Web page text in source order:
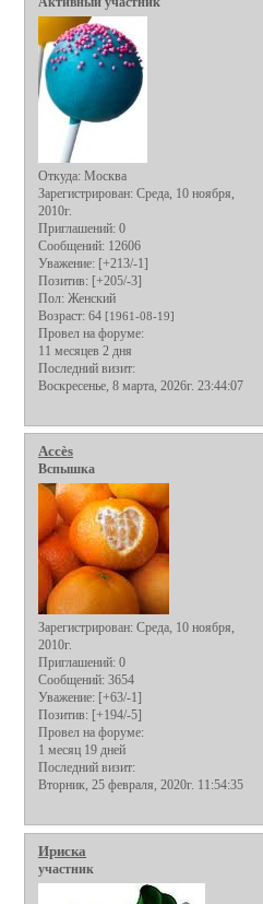
Откуда: Москва
Зарегистрирован: Среда, 10 ноября,
2010г.
Приглашений: 0
Сообщений: 12606
Уважение: [+213/-1]
Позитив: [+205/-3]
Пол: Женский
Возраст: 64 [1961-08-19]
Провел на форуме:
11 месяцев 2 дня
Последний визит:
Воскресенье, 8 марта, 2026г. 23:44:07
Аccès
Вспышка
Зарегистрирован: Среда, 10 ноября,
2010г.
Приглашений: 0
Сообщений: 3654
Уважение: [+63/-1]
Позитив: [+194/-5]
Провел на форуме:
1 месяц 19 дней
Последний визит:
Вторник, 25 февраля, 2020г. 11:54:35
Ириска
участник